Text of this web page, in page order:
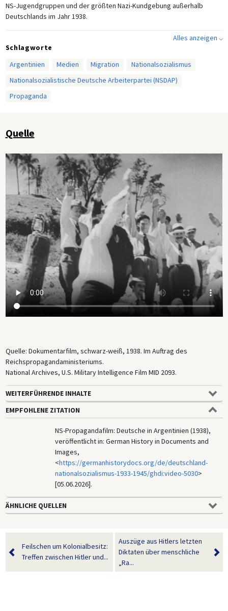
NS-Jugendgruppen und der größten Nazi-Kundgebung außerhalb
Deutschlands im Jahr 1938.
Alles anzeigen ⌵
Schlagworte
Argentinien
Medien Migration
Nationalsozialismus
Nationalsozialistische Deutsche Arbeiterpartei (NSDAP)
Propaganda
Quelle
Quelle: Dokumentarfilm, schwarz-weiß, 1938. Im Auftrag des
Reichspropagandaministeriums.
National Archives, U.S. Military Intelligence Film MID 2093.
WEITERFÜHRENDE INHALTE
EMPFOHLENE ZITATION
NS-Propagandafilm: Deutsche in Argentinien (1938),
veröffentlicht in: German History in Documents and
Images,
<https://germanhistorydocs.org/de/deutschland-
nationalsozialismus-1933-1945/ghdi:video-5030>
[05.06.2026].
ÄHNLICHE QUELLEN
Feilschen um Kolonialbesitz:
Treffen zwischen Hitler und...
Auszüge aus Hitlers letzten
Diktaten über menschliche
„Ra...